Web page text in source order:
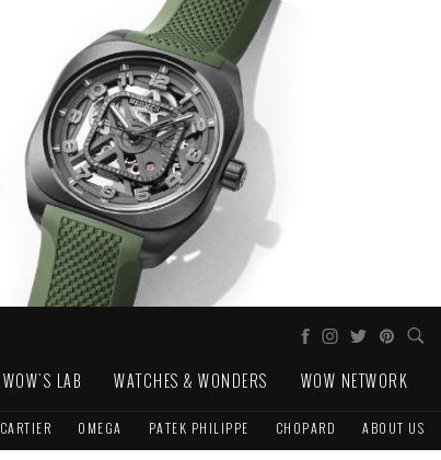
WOW'S LAB WATCHES & WONDERS WOW NETWORK
CARTIER OMEGA PATEK PHILIPPE CHOPARD ABOUT US